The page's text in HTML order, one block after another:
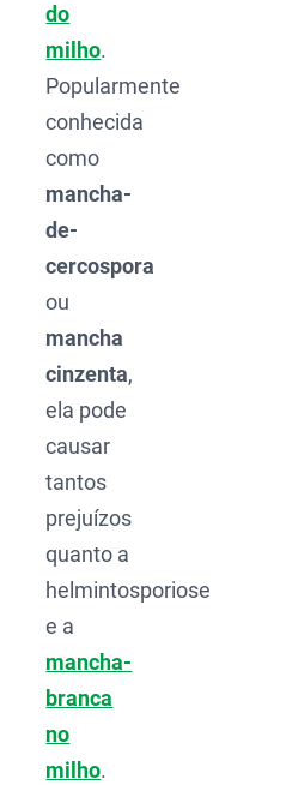
do
milho.
Popularmente
conhecida
como
mancha-
de-
cercospora
ou
mancha
cinzenta,
ela pode
causar
tantos
prejuízos
quanto a
helmintosporiose
e a
mancha-
branca
no
milho.